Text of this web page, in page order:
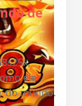
de
ele
do mundo.